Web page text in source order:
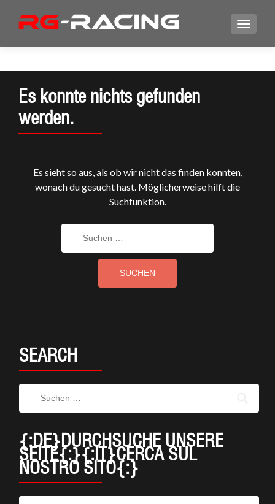
Es konnte nichts gefunden
werden.
Es sieht so aus, als ob wir nicht das finden konnten,
wonach du gesucht hast. Möglicherweise hilft die
Suchfunktion.
SEARCH
{:DE}DURCHSUCHE UNSERE
SEITE{:}{:IT}CERCA SUL
NOSTRO SITO{:}